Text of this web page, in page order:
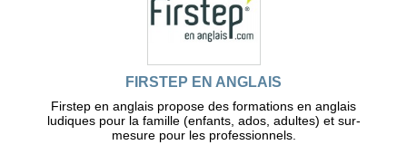
FIRSTEP EN ANGLAIS
Firstep en anglais propose des formations en anglais
ludiques pour la famille (enfants, ados, adultes) et sur-
mesure pour les professionnels.